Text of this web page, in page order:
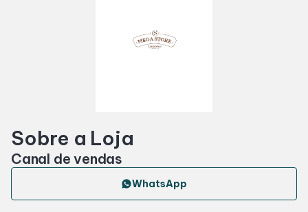
Cinema
Eventos
Sobre a Loja
Canal de vendas
WhatsApp